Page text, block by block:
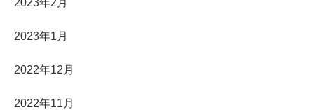
2023年2月
2023年1月
2022年12月
2022年11月